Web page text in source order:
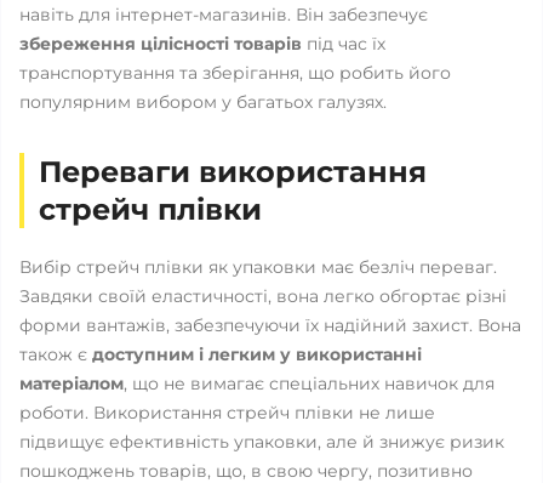
навіть для інтернет-магазинів. Він забезпечує
збереження цілісності товарів під час їх
транспортування та зберігання, що робить його
популярним вибором у багатьох галузях.
Переваги використання
стрейч плівки
Вибір стрейч плівки як упаковки має безліч переваг.
Завдяки своїй еластичності, вона легко обгортає різні
форми вантажів, забезпечуючи їх надійний захист. Вона
також є доступним і легким у використанні
матеріалом, що не вимагає спеціальних навичок для
роботи. Використання стрейч плівки не лише
підвищує ефективність упаковки, але й знижує ризик
пошкоджень товарів, що, в свою чергу, позитивно